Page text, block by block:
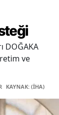
DOĞAKA
ve
KAYNAK: (İHA)